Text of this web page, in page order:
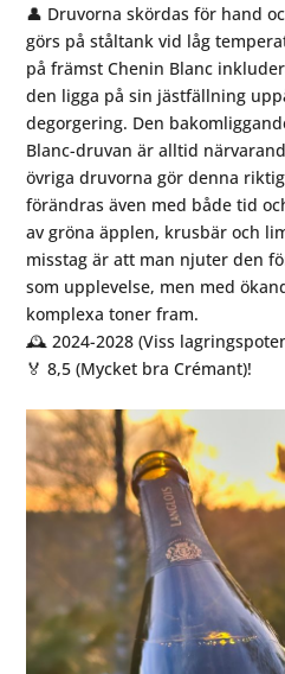
👤 Druvorna skördas för hand
görs på ståltank vid låg
på främst Chenin Blanc
den ligga på sin jästfällning
degorgering. Den
Blanc-druvan är alltid
övriga druvorna gör denna
förändras även med både tid
av gröna äpplen, krusbär och
misstag är att man njuter den
som upplevelse, men med
komplexa toner fram.⁠
🕰 2024-2028 (Viss
🏅 8,5 (Mycket bra Crémant)!⁠